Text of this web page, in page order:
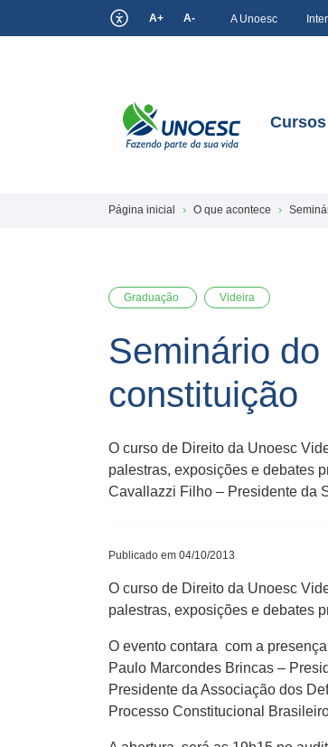
A+ A- A Unoesc
Cursos
Página inicial O que acontece
Graduação Videira
Seminário
constituição
O curso de Direito da Unoesc
palestras, exposições e debates
Cavallazzi Filho – Presidente da
Publicado em 04/10/2013
O curso de Direito da Unoesc
palestras, exposições e debates
O evento contara com a
Paulo Marcondes Brincas –
Presidente da Associação dos
Processo Constitucional